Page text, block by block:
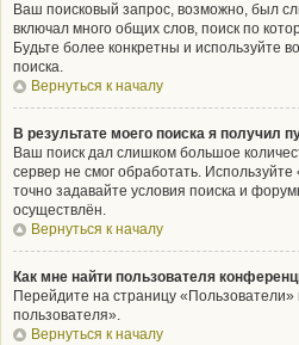
Ваш поисковый запрос, возможно, был
включал много общих слов, поиск по
Будьте более конкретны и используйте
поиска.
Вернуться к началу
В результате моего поиска я получил
Ваш поиск дал слишком большое
сервер не смог обработать.
точно задавайте условия поиска и
осуществлён.
Вернуться к началу
Как мне найти пользователя
Перейдите на страницу
пользователя».
Вернуться к началу